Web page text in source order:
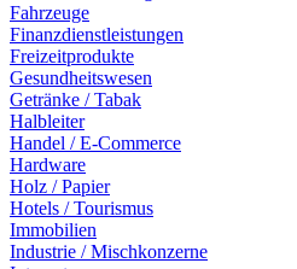
Fahrzeuge
Finanzdienstleistungen
Freizeitprodukte
Gesundheitswesen
Getränke / Tabak
Halbleiter
Handel / E-Commerce
Hardware
Holz / Papier
Hotels / Tourismus
Immobilien
Industrie / Mischkonzerne